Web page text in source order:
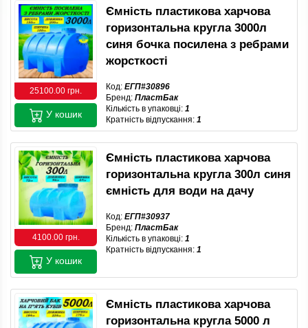
25100.00 грн.
Ємність пластикова харчова
горизонтальна кругла 3000л
синя бочка посилена з ребрами
жорсткості
Код: ЕГП#30896
Бренд: ПластБак
Кількість в упаковці: 1
Кратність відпускання: 1
У кошик
4100.00 грн.
Ємність пластикова харчова
горизонтальна кругла 300л синя
ємність для води на дачу
Код: ЕГП#30937
Бренд: ПластБак
Кількість в упаковці: 1
Кратність відпускання: 1
У кошик
Ємність пластикова харчова
горизонтальна кругла 5000 л